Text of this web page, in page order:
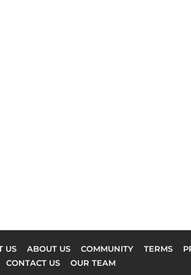
US ABOUT US COMMUNITY TERMS
CONTACT US OUR TEAM